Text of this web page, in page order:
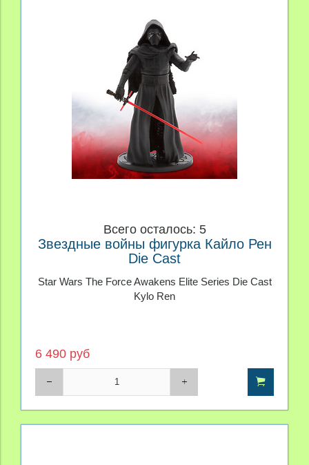
Всего осталось: 5
Звездные войны фигурка Кайло Рен
Die Cast
Star Wars The Force Awakens Elite Series Die Cast
Kylo Ren
6 490 руб